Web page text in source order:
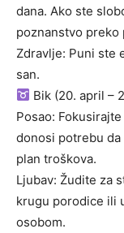
dana. Ako ste
poznanstvo preko
Zdravlje: Puni ste
san.
Bik (20. april –
Posao:
donosi potrebu
plan troškova.
Ljubav: Žudite za
krugu porodice ili
osobom.